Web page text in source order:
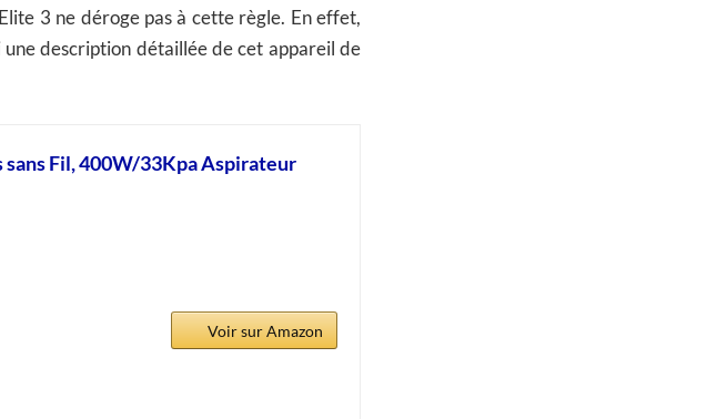
3 ne déroge pas à cette règle. En effet,
description détaillée de cet appareil de
sans Fil, 400W/33Kpa Aspirateur
Voir sur Amazon